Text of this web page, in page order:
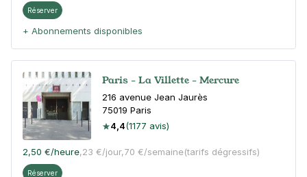
Réserver
+ Abonnements disponibles
Paris - La Villette - Mercure
216 avenue Jean Jaurès
75019 Paris
4,4(1177 avis)
2,50 €/heure,23 €/jour,70 €/semaine(tarifs dégressifs)
Réserver